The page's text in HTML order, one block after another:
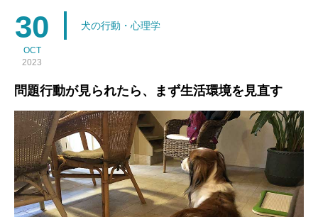
30
OCT
2023
犬の行動・心理学
問題行動が見られたら、まず生活環境を見直す